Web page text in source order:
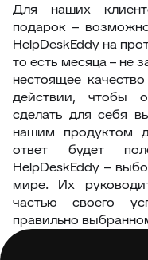
Для наших
подарок –
HelpDeskEddy на
то есть месяца – не
нестоящее
действии, чтобы
сделать для себя
нашим продуктом
ответ будет
HelpDeskEddy –
мире. Их
частью своего
правильно